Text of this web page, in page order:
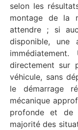
selon les
montage de la
attendre ; si
disponible, une
directement sur
véhicule, sans
le démarrage
mécanique
profonde et de
majorité des